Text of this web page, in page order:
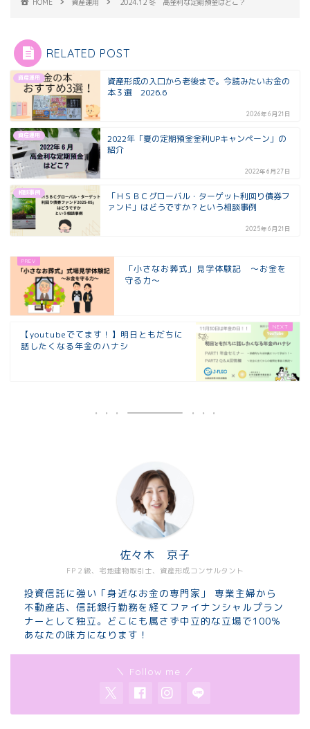
RELATED POST
資産運用
資産形成の入口から老後まで。今読みたいお金の
本３選 2026.6
2026年6月21日
資産運用
2022年「夏の定期預金金利UPキャンペーン」の
紹介
2022年6月27日
相談事例
「ＨＳＢＣグローバル・ターゲット利回り債券フ
ァンド」はどうですか？という相談事例
2025年6月21日
「小さなお葬式」見学体験記 ～お金を
守る力～
【youtubeでてます！】明日ともだちに
話したくなる年金のハナシ
FP２級、宅地建物取引士、資産形成コンサルタント
佐々木 京子
投資信託に強い「身近なお金の専門家」 専業主婦から
不動産店、信託銀行勤務を経てファイナンシャルプラン
ナーとして独立。どこにも属さず中立的な立場で100％
あなたの味方になります！
＼ Follow me ／